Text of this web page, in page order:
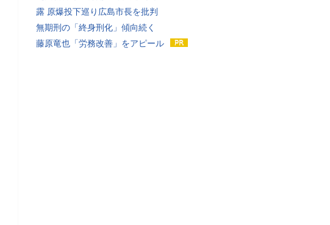
露 原爆投下巡り広島市長を批判
無期刑の「終身刑化」傾向続く
藤原竜也「労務改善」をアピール